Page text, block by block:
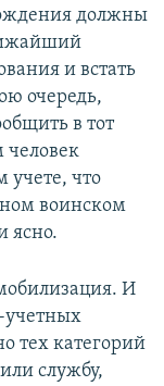
должны
и встать
очередь,
в тот
человек
учете, что
воинском
ясно.
И
учетных
тех категорий
службу,